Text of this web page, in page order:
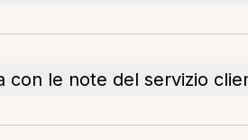
con le note del servizio